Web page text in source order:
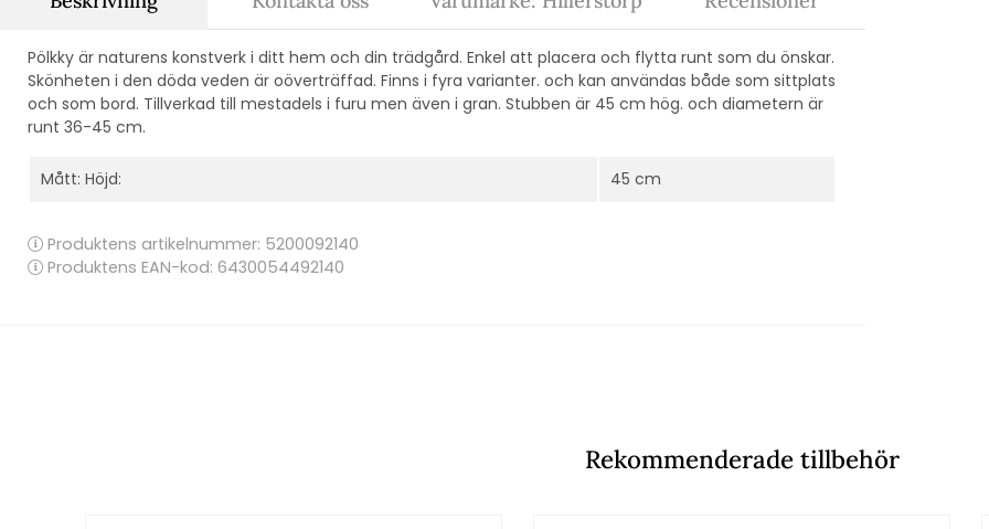
Pölkky är naturens konstverk i ditt hem och din trädgård. Enkel att placera och flytta runt som du önskar.
Skönheten i den döda veden är oöverträffad. Finns i fyra varianter. och kan användas både som sittplats
och som bord. Tillverkad till mestadels i furu men även i gran. Stubben är 45 cm hög. och diametern är
runt 36-45 cm.
Mått: Höjd: 45 cm
Produktens artikelnummer: 5200092140
Produktens EAN-kod: 6430054492140
Rekommenderade tillbehör